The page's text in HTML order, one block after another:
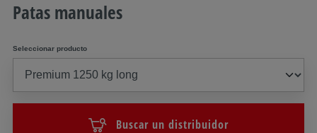
Patas manuales
Seleccionar producto
Buscar un distribuidor